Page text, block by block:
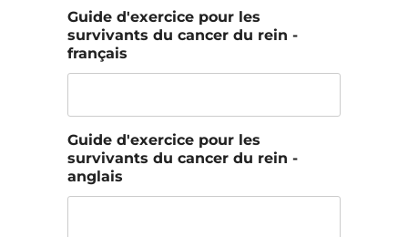
Guide d'exercice pour les
survivants du cancer du rein -
français
Guide d'exercice pour les
survivants du cancer du rein -
anglais